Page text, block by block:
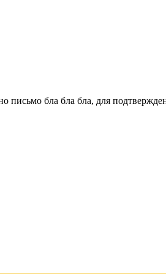
письмо бла бла бла, для